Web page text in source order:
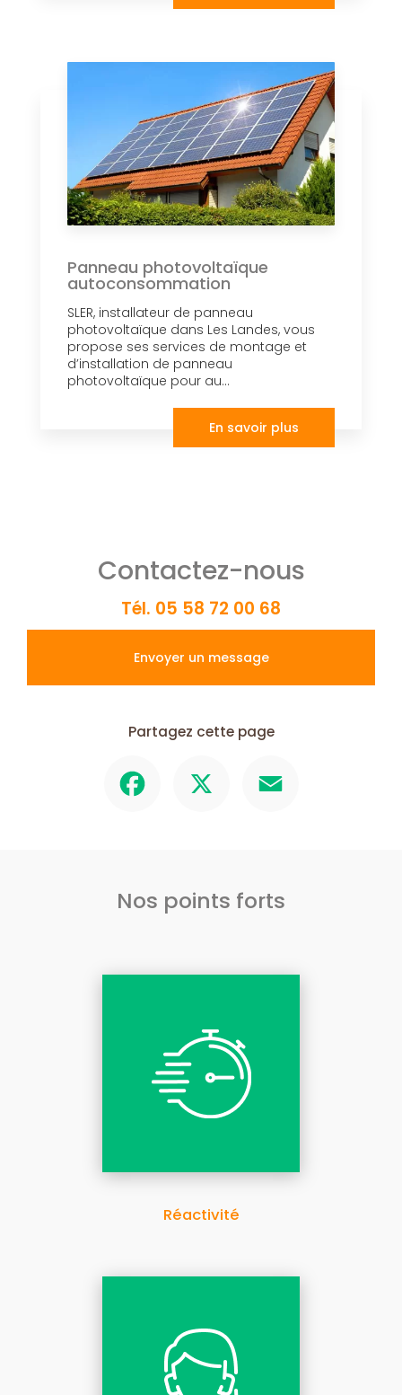
Panneau photovoltaïque
autoconsommation
SLER, installateur de panneau
photovoltaïque dans Les Landes, vous
propose ses services de montage et
d’installation de panneau
photovoltaïque pour au...
En savoir plus
Contactez-nous
Tél. 05 58 72 00 68
Envoyer un message
Partagez cette page
Nos points forts
Réactivité